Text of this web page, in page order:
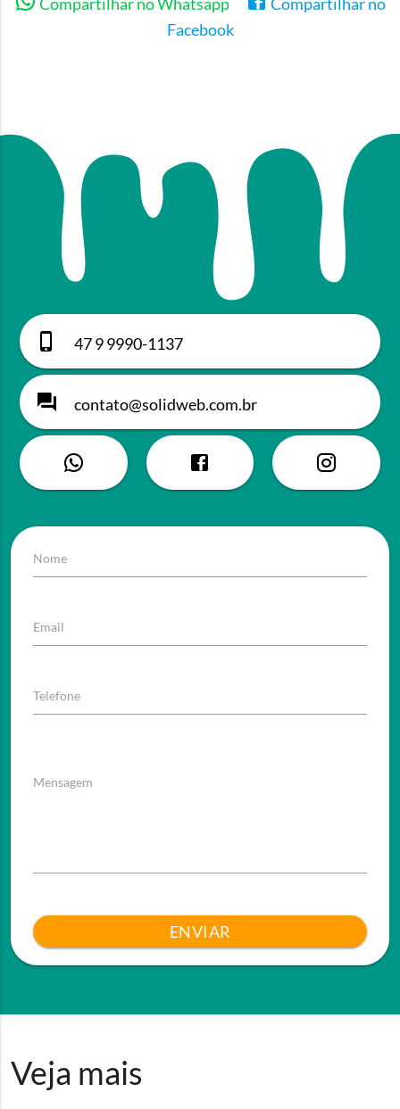
Facebook
47 9 9990-1137
contato@solidweb.com.br
Nome
Email
Telefone
Mensagem
ENVIAR
Veja mais